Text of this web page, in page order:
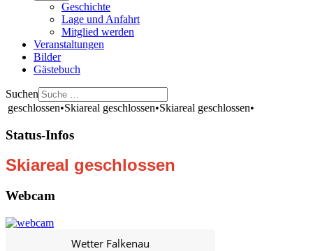
Geschichte
Lage und Anfahrt
Mitglied werden
Veranstaltungen
Bilder
Gästebuch
Suchen
geschlossen•Skiareal geschlossen•Skiareal geschlossen•
Status-Infos
Skiareal geschlossen
Webcam
Wetter Falkenau